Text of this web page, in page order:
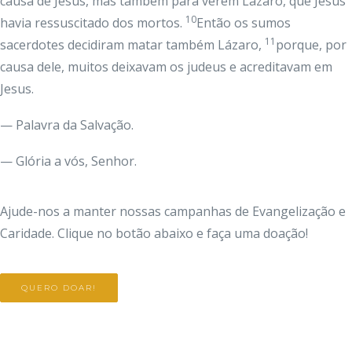
havia ressuscitado dos mortos. 10Então os sumos
sacerdotes decidiram matar também Lázaro, 11 porque, por
causa dele, muitos deixavam os judeus e acreditavam em
Jesus.
— Palavra da Salvação.
— Glória a vós, Senhor.
Ajude-nos a manter nossas campanhas de Evangelização e
Caridade. Clique no botão abaixo e faça uma doação!
QUERO DOAR!